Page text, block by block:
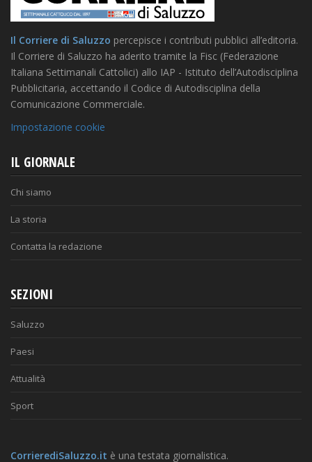
Il Corriere di Saluzzo percepisce i contributi pubblici all’editoria.
Il Corriere di Saluzzo ha aderito tramite la Fisc (Federazione
Italiana Settimanali Cattolici) allo IAP - Istituto dell’Autodisciplina
Pubblicitaria, accettando il Codice di Autodisciplina della
Comunicazione Commerciale.
Impostazione cookie
IL GIORNALE
Chi siamo
La storia
Contatta la redazione
SEZIONI
Saluzzo
Paesi
Attualità
Sport
CorrierediSaluzzo.it è una testata giornalistica.